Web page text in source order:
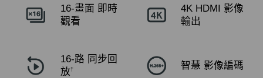
16-畫面 即時
觀看
4K HDMI
影像
輸出
16-路 同步回
放† 智慧 影像編碼